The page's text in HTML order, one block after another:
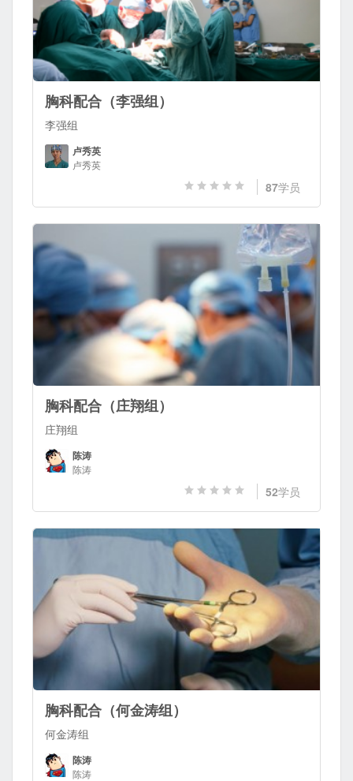
胸科配合（李强组）
李强组
卢秀英
卢秀英
87学员
胸科配合（庄翔组）
庄翔组
陈涛
陈涛
52学员
胸科配合（何金涛组）
何金涛组
陈涛
陈涛